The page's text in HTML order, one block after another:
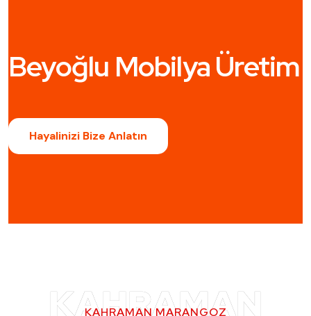
Beyoğlu Mobilya Üretim
Hayalinizi Bize Anlatın
KAHRAMAN MARANGOZ
KAHRAMAN